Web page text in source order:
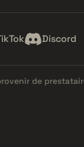
Discord
de